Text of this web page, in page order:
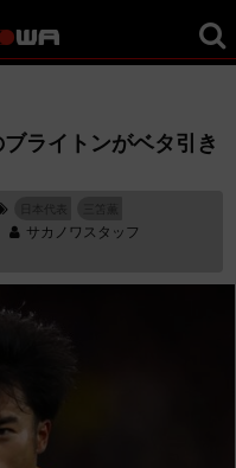
ライトンがベタ引き
サカノワスタッフ